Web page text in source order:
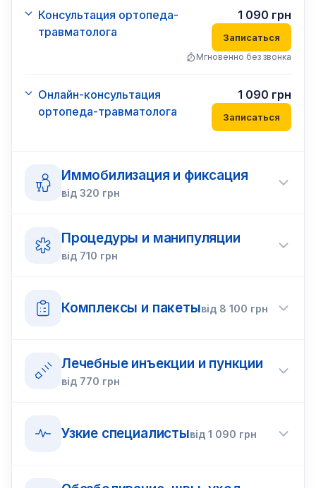
Консультация ортопеда-
травматолога
1 090 грн
Записаться
Мгновенно без звонка
Онлайн-консультация
ортопеда-травматолога
1 090 грн
Записаться
Иммобилизация и фиксация
від 320 грн
Процедуры и манипуляции
від 710 грн
Комплексы и пакетывід 8 100 грн
Лечебные инъекции и пункции
від 770 грн
Узкие специалистывід 1 090 грн